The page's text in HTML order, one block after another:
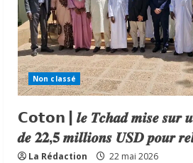
Non classé
𝗖𝗼𝘁𝗼𝗻 | 𝒍𝒆 𝑻𝒄𝒉𝒂𝒅 𝒎𝒊𝒔𝒆 𝒔𝒖𝒓
𝒅𝒆 𝟐𝟐,𝟓 𝒎𝒊𝒍𝒍𝒊𝒐𝒏𝒔 𝑼𝑺𝑫 𝒑𝒐𝒖𝒓
La Rédaction 22 mai 2026